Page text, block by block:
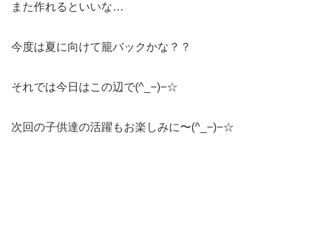
また作れるといいな…
今度は夏に向けて籠バックかな？？
それでは今日はこの辺で(^_−)−☆
次回の子供達の活躍もお楽しみに〜(^_−)−☆